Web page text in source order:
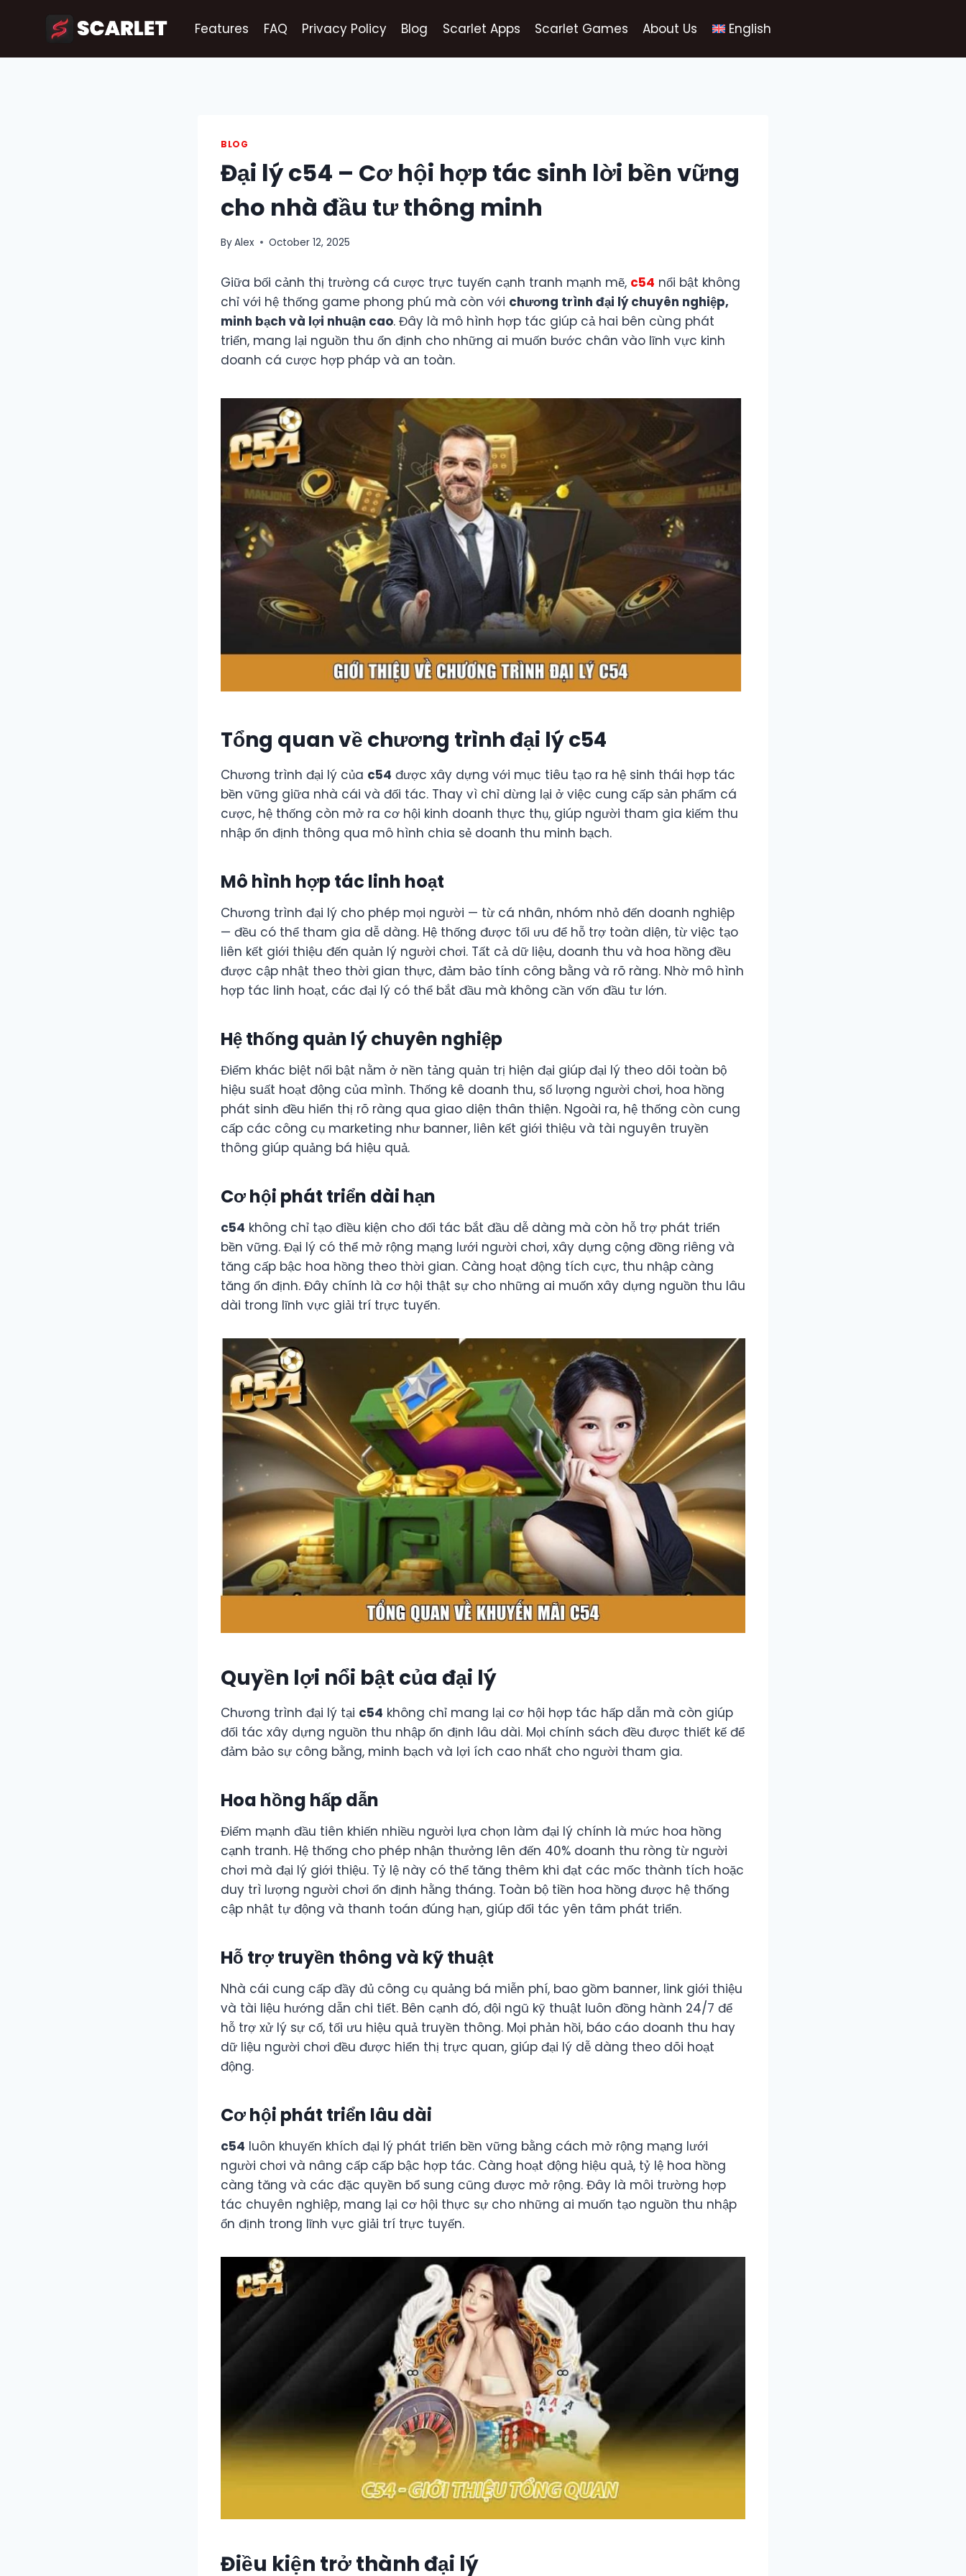
Features FAQ Privacy Policy Blog Scarlet Apps Scarlet Games About Us English
BLOG
Đại lý c54 – Cơ hội hợp tác sinh lời bền vững
cho nhà đầu tư thông minh
ByAlex October 12, 2025
Giữa bối cảnh thị trường cá cược trực tuyến cạnh tranh mạnh mẽ, c54 nổi bật không
chỉ với hệ thống game phong phú mà còn với chương trình đại lý chuyên nghiệp,
minh bạch và lợi nhuận cao. Đây là mô hình hợp tác giúp cả hai bên cùng phát
triển, mang lại nguồn thu ổn định cho những ai muốn bước chân vào lĩnh vực kinh
doanh cá cược hợp pháp và an toàn.
Tổng quan về chương trình đại lý c54
Chương trình đại lý của c54 được xây dựng với mục tiêu tạo ra hệ sinh thái hợp tác
bền vững giữa nhà cái và đối tác. Thay vì chỉ dừng lại ở việc cung cấp sản phẩm cá
cược, hệ thống còn mở ra cơ hội kinh doanh thực thụ, giúp người tham gia kiếm thu
nhập ổn định thông qua mô hình chia sẻ doanh thu minh bạch.
Mô hình hợp tác linh hoạt
Chương trình đại lý cho phép mọi người — từ cá nhân, nhóm nhỏ đến doanh nghiệp
— đều có thể tham gia dễ dàng. Hệ thống được tối ưu để hỗ trợ toàn diện, từ việc tạo
liên kết giới thiệu đến quản lý người chơi. Tất cả dữ liệu, doanh thu và hoa hồng đều
được cập nhật theo thời gian thực, đảm bảo tính công bằng và rõ ràng. Nhờ mô hình
hợp tác linh hoạt, các đại lý có thể bắt đầu mà không cần vốn đầu tư lớn.
Hệ thống quản lý chuyên nghiệp
Điểm khác biệt nổi bật nằm ở nền tảng quản trị hiện đại giúp đại lý theo dõi toàn bộ
hiệu suất hoạt động của mình. Thống kê doanh thu, số lượng người chơi, hoa hồng
phát sinh đều hiển thị rõ ràng qua giao diện thân thiện. Ngoài ra, hệ thống còn cung
cấp các công cụ marketing như banner, liên kết giới thiệu và tài nguyên truyền
thông giúp quảng bá hiệu quả.
Cơ hội phát triển dài hạn
c54 không chỉ tạo điều kiện cho đối tác bắt đầu dễ dàng mà còn hỗ trợ phát triển
bền vững. Đại lý có thể mở rộng mạng lưới người chơi, xây dựng cộng đồng riêng và
tăng cấp bậc hoa hồng theo thời gian. Càng hoạt động tích cực, thu nhập càng
tăng ổn định. Đây chính là cơ hội thật sự cho những ai muốn xây dựng nguồn thu lâu
dài trong lĩnh vực giải trí trực tuyến.
Quyền lợi nổi bật của đại lý
Chương trình đại lý tại c54 không chỉ mang lại cơ hội hợp tác hấp dẫn mà còn giúp
đối tác xây dựng nguồn thu nhập ổn định lâu dài. Mọi chính sách đều được thiết kế để
đảm bảo sự công bằng, minh bạch và lợi ích cao nhất cho người tham gia.
Hoa hồng hấp dẫn
Điểm mạnh đầu tiên khiến nhiều người lựa chọn làm đại lý chính là mức hoa hồng
cạnh tranh. Hệ thống cho phép nhận thưởng lên đến 40% doanh thu ròng từ người
chơi mà đại lý giới thiệu. Tỷ lệ này có thể tăng thêm khi đạt các mốc thành tích hoặc
duy trì lượng người chơi ổn định hằng tháng. Toàn bộ tiền hoa hồng được hệ thống
cập nhật tự động và thanh toán đúng hạn, giúp đối tác yên tâm phát triển.
Hỗ trợ truyền thông và kỹ thuật
Nhà cái cung cấp đầy đủ công cụ quảng bá miễn phí, bao gồm banner, link giới thiệu
và tài liệu hướng dẫn chi tiết. Bên cạnh đó, đội ngũ kỹ thuật luôn đồng hành 24/7 để
hỗ trợ xử lý sự cố, tối ưu hiệu quả truyền thông. Mọi phản hồi, báo cáo doanh thu hay
dữ liệu người chơi đều được hiển thị trực quan, giúp đại lý dễ dàng theo dõi hoạt
động.
Cơ hội phát triển lâu dài
c54 luôn khuyến khích đại lý phát triển bền vững bằng cách mở rộng mạng lưới
người chơi và nâng cấp cấp bậc hợp tác. Càng hoạt động hiệu quả, tỷ lệ hoa hồng
càng tăng và các đặc quyền bổ sung cũng được mở rộng. Đây là môi trường hợp
tác chuyên nghiệp, mang lại cơ hội thực sự cho những ai muốn tạo nguồn thu nhập
ổn định trong lĩnh vực giải trí trực tuyến.
Điều kiện trở thành đại lý